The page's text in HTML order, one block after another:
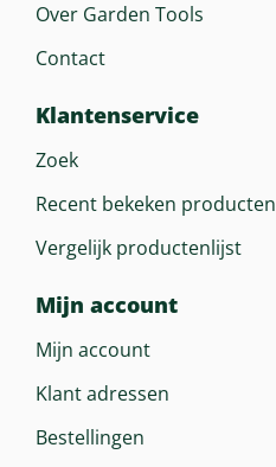
Over Garden Tools
Contact
Klantenservice
Zoek
Recent bekeken producten
Vergelijk productenlijst
Mijn account
Mijn account
Klant adressen
Bestellingen